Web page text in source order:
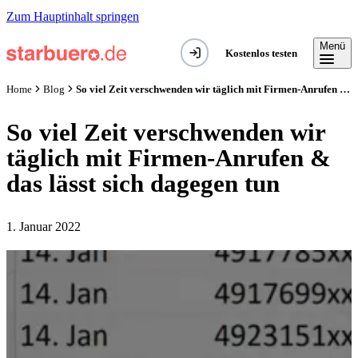
Zum Hauptinhalt springen
Kostenlos testen
Menü
Home Blog So viel Zeit verschwenden wir täglich mit Firmen-Anrufen & das lässt sich dagegen tun
So viel Zeit verschwenden wir
täglich mit Firmen-Anrufen &
das lässt sich dagegen tun
1. Januar 2022